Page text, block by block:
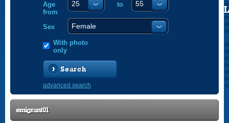
Age
from
to
Sex
With photo
only
Search
advanced search
emigrant01